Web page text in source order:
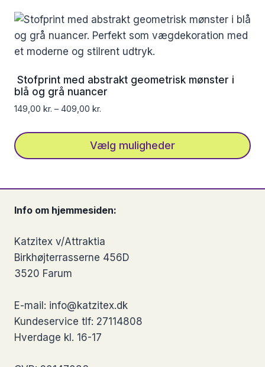
vare
flere
Mulighederne
kan
vælges
varesiden
Stofprint med abstrakt geometrisk mønster i
blå og grå nuancer
149,00 kr. – 409,00 kr.
Vælg muligheder
flere
Mulighederne
kan
vælges
varesiden
Info om hjemmesiden:
Katzitex v/Attraktia
Birkhøjterrasserne 456D
3520 Farum
E-mail: info@katzitex.dk
Kundeservice tlf: 27114808
Hverdage kl. 16-17